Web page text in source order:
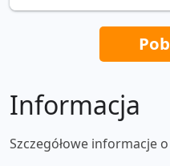
Informacja
Szczegółowe informacje